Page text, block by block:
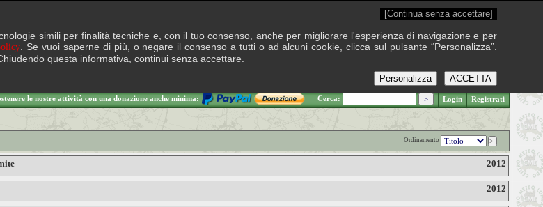
.: Giovedì 6 agosto 2026
le nostre attività con una donazione anche minima: Cerca: Login Registrati
Ordinamento
2012
2012
[Continua senza accettare]
simili per finalità tecniche e, con il tuo consenso, anche per migliorare l'esperienza di navigazione e per
. Se vuoi saperne di più, o negare il consenso a tutti o ad alcuni cookie, clicca sul pulsante “Personalizza”.
questa informativa, continui senza accettare.
ACCETTA
Personalizza